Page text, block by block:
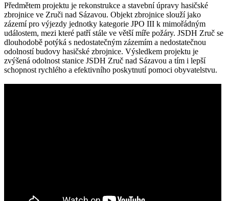
Předmětem projektu je rekonstrukce a stavební úpravy hasičské
zbrojnice ve Zruči nad Sázavou. Objekt zbrojnice slouží jako
zázemí pro výjezdy jednotky kategorie JPO III k mimořádným
událostem, mezi které patří stále ve větší míře požáry. JSDH Zruč se
dlouhodobě potýká s nedostatečným zázemím a nedostatečnou
odolností budovy hasičské zbrojnice. Výsledkem projektu je
zvýšená odolnost stanice JSDH Zruč nad Sázavou a tím i lepší
schopnost rychlého a efektivního poskytnutí pomoci obyvatelstvu.